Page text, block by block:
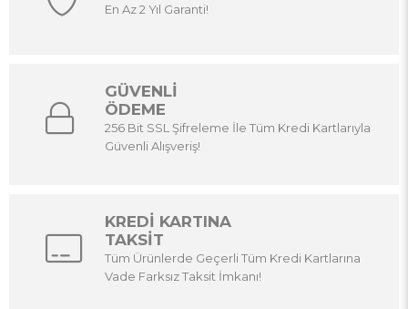
En Az 2 Yıl Garanti!
GÜVENLİ
ÖDEME
256 Bit SSL Şifreleme İle Tüm Kredi Kartlarıyla
Güvenli Alışveriş!
KREDİ KARTINA
TAKSİT
Tüm Ürünlerde Geçerli Tüm Kredi Kartlarına
Vade Farksız Taksit İmkanı!